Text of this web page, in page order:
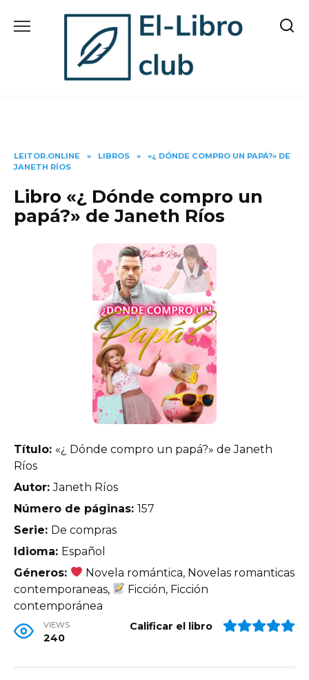
LEITOR.ONLINE » LIBROS »
«¿ DÓNDE COMPRO UN PAPÁ?» DE
JANETH RÍOS
Libro «¿ Dónde compro un
papá?» de Janeth Ríos
Título: «¿ Dónde compro un papá?» de Janeth
Ríos
Autor:Janeth Ríos
Número de páginas: 157
Serie: De compras
Idioma: Español
Géneros:
Novela romántica, Novelas romanticas
contemporaneas,
Ficción, Ficción
contemporánea
VIEWS
240
Calificar el libro